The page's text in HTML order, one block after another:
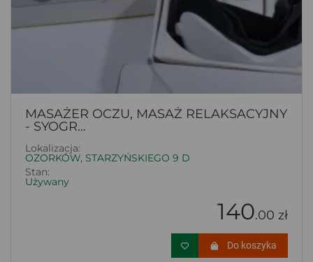
MASAŻER OCZU, MASAŻ RELAKSACYJNY
- SYOGR...
Lokalizacja:
OZORKÓW, STARZYŃSKIEGO 9 D
Stan:
Używany
140.00 zł
Do koszyka